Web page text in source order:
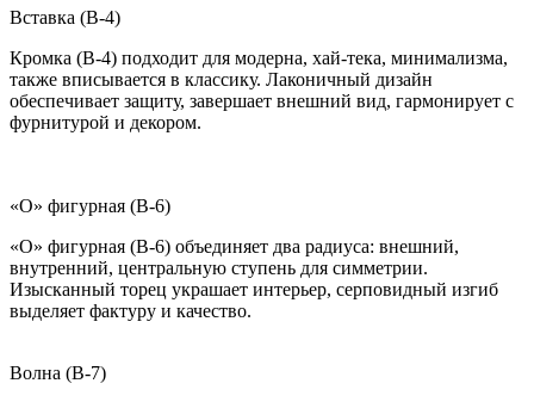
Вставка (B-4)
Кромка (B-4) подходит для модерна, хай-тека, минимализма,
также вписывается в классику. Лаконичный дизайн
обеспечивает защиту, завершает внешний вид, гармонирует с
фурнитурой и декором.
«О» фигурная (B-6)
«О» фигурная (B-6) объединяет два радиуса: внешний,
внутренний, центральную ступень для симметрии.
Изысканный торец украшает интерьер, серповидный изгиб
выделяет фактуру и качество.
Волна (B-7)